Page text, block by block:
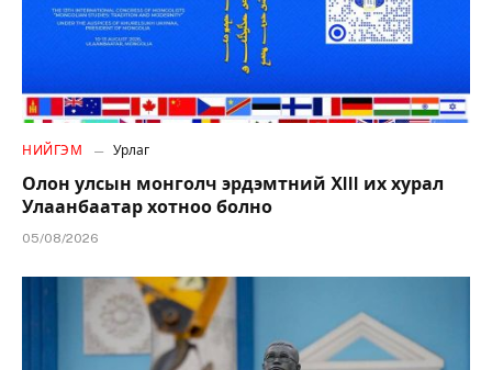
НИЙГЭМ Урлаг
Олон улсын монголч эрдэмтний XIII их хурал
Улаанбаатар хотноо болно
05/08/2026